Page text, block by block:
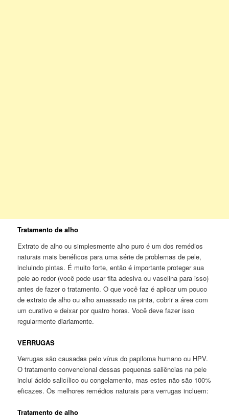
Tratamento de alho
Extrato de alho ou simplesmente alho puro é um dos remédios
naturais mais benéficos para uma série de problemas de pele,
incluindo pintas. É muito forte, então é importante proteger sua
pele ao redor (você pode usar fita adesiva ou vaselina para isso)
antes de fazer o tratamento. O que você faz é aplicar um pouco
de extrato de alho ou alho amassado na pinta, cobrir a área com
um curativo e deixar por quatro horas. Você deve fazer isso
regularmente diariamente.
VERRUGAS
Verrugas são causadas pelo vírus do papiloma humano ou HPV.
O tratamento convencional dessas pequenas saliências na pele
inclui ácido salicílico ou congelamento, mas estes não são 100%
eficazes. Os melhores remédios naturais para verrugas incluem:
Tratamento de alho